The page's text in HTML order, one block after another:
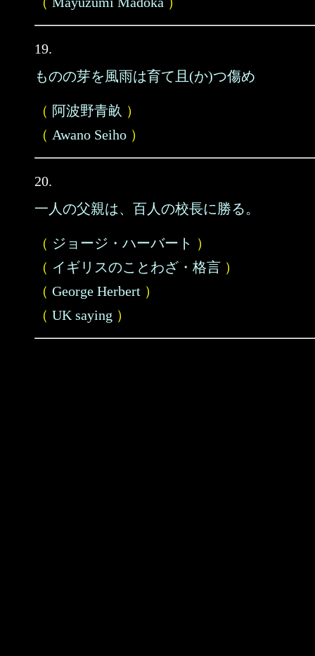
19.
ものの芽を風雨は育て且(か)つ傷め
（ 阿波野青畝 ）
（ Awano Seiho ）
20.
一人の父親は、百人の校長に勝る。
（ ジョージ・ハーバート ）
（ イギリスのことわざ・格言 ）
（ George Herbert ）
（ UK saying ）